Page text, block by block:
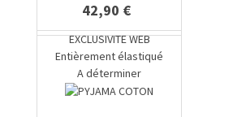
42,90 €
EXCLUSIVITE WEB
Entièrement élastiqué
A déterminer